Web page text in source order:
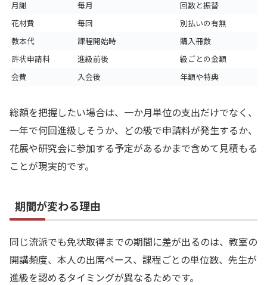
月謝
毎月
回数と振替
花材費
毎回
別払いの有無
教本代
課程開始時
購入冊数
許状申請料
進級前後
級ごとの金額
会費
入会後 年額や特典
総額を把握したい場合は、一か月単位の支出だけでなく、
一年で何回進級しそうか、どの級で申請料が発生するか、
花展や研究会に参加する予定があるかまで含めて見積もる
ことが現実的です。
期間が変わる理由
同じ流派でも免状取得までの期間に差が出るのは、教室の
開講頻度、本人の出席ペース、課程ごとの単位数、先生が
進級を認めるタイミングが異なるためです。